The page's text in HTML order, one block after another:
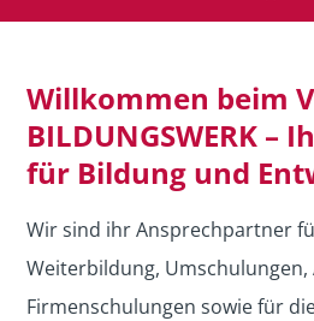
Willkommen beim
BILDUNGSWERK –
für Bildung und
Wir sind ihr Ansprechpartner
Weiterbildung, Umschulungen,
Firmenschulungen sowie für